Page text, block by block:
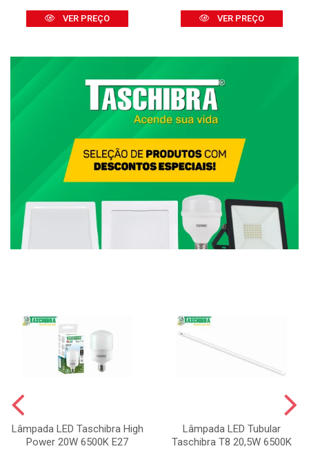
VER PREÇO VER PREÇO
Lâmpada LED Taschibra High
Power 20W 6500K E27
Lâmpada LED Tubular
Taschibra T8 20,5W 6500K